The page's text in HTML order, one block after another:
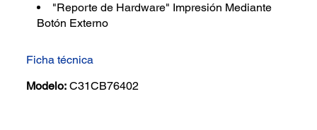
"Reporte de Hardware" Impresión Mediante
Botón Externo
Ficha técnica
Modelo: C31CB76402